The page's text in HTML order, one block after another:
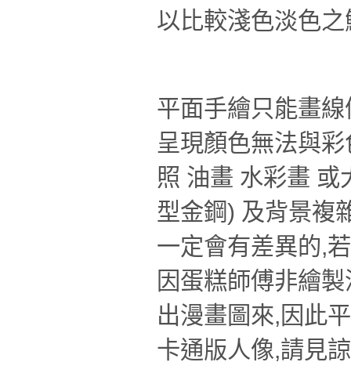
以比較淺色淡色
平面手繪只能畫
呈現顏色無法與
照 油畫 水彩畫 或
型金鋼) 及背景複
一定會有差異的,
因蛋糕師傅非繪
出漫畫圖來,因此
卡通版人像,請見